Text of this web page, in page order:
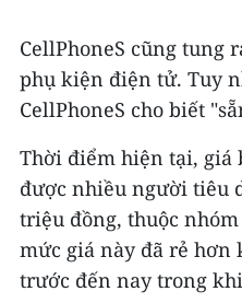
CellPhoneS cũng tung
phụ kiện điện tử. Tuy
CellPhoneS cho biết
Thời điểm hiện tại, giá
được nhiều người tiêu
triệu đồng, thuộc
mức giá này đã rẻ hơn
trước đến nay trong